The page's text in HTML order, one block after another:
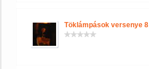
Töklámpások versenye 8